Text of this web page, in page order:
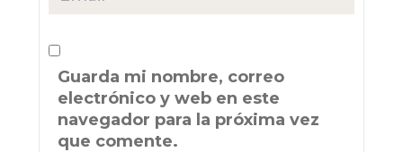
Guarda mi nombre, correo
electrónico y web en este
navegador para la próxima vez
que comente.